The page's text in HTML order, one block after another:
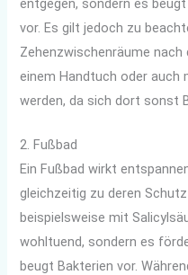
entgegen, sondern es
vor. Es gilt jedoch zu
Zehenzwischenräume
einem Handtuch oder
werden, da sich dort sonst
2. Fußbad
Ein Fußbad wirkt
gleichzeitig zu deren
beispielsweise mit
wohltuend, sondern es
beugt Bakterien vor.